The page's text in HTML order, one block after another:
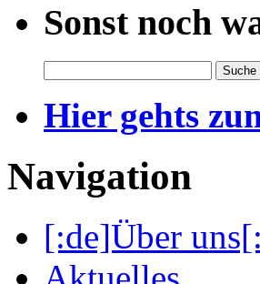
Sonst noch
Hier gehts
Navigation
[:de]Über